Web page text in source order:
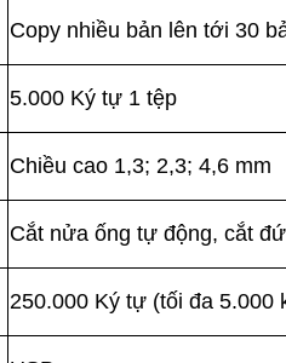
Copy nhiều bản lên tới 30
5.000 Ký tự 1 tệp
Chiều cao 1,3; 2,3; 4,6 mm
Cắt nửa ống tự động, cắt
250.000 Ký tự (tối đa 5.000